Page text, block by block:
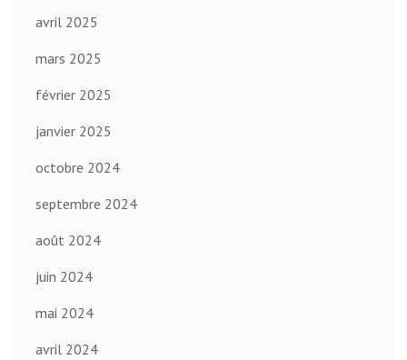
avril 2025
mars 2025
février 2025
janvier 2025
octobre 2024
septembre 2024
août 2024
juin 2024
mai 2024
avril 2024